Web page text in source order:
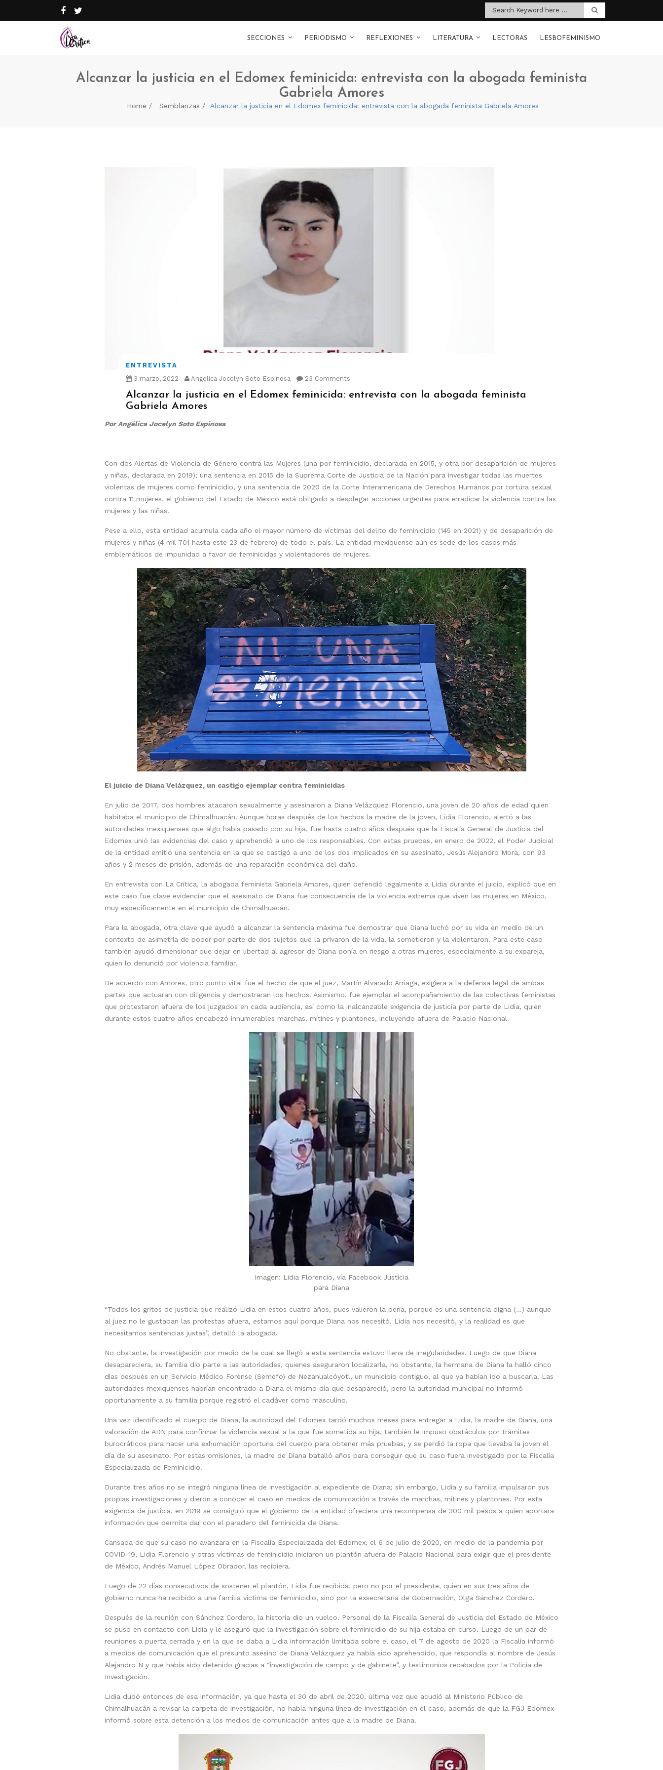
SECCIONES PERIODISMO REFLEXIONES LITERATURA LECTORAS LESBOFEMINISMO
Alcanzar la justicia en el Edomex feminicida: entrevista con la abogada feminista
Gabriela Amores
Home Semblanzas Alcanzar la justicia en el Edomex feminicida: entrevista con la abogada feminista Gabriela Amores
ENTREVISTA
3 marzo, 2022
Angelica Jocelyn Soto Espinosa 23 Comments
Alcanzar la justicia en el Edomex feminicida: entrevista con la abogada feminista
Gabriela Amores
Por Angélica Jocelyn Soto Espinosa
Con dos Alertas de Violencia de Género contra las Mujeres (una por feminicidio, declarada en 2015, y otra por desaparición de mujeres
y niñas, declarada en 2019); una sentencia en 2015 de la Suprema Corte de Justicia de la Nación para investigar todas las muertes
violentas de mujeres como feminicidio, y una sentencia de 2020 de la Corte Interamericana de Derechos Humanos por tortura sexual
contra 11 mujeres, el gobierno del Estado de México está obligado a desplegar acciones urgentes para erradicar la violencia contra las
mujeres y las niñas.
Pese a ello, esta entidad acumula cada año el mayor número de víctimas del delito de feminicidio (145 en 2021) y de desaparición de
mujeres y niñas (4 mil 701 hasta este 23 de febrero) de todo el país. La entidad mexiquense aún es sede de los casos más
emblemáticos de impunidad a favor de feminicidas y violentadores de mujeres.
El juicio de Diana Velázquez, un castigo ejemplar contra feminicidas
En julio de 2017, dos hombres atacaron sexualmente y asesinaron a Diana Velázquez Florencio, una joven de 20 años de edad quien
habitaba el municipio de Chimalhuacán. Aunque horas después de los hechos la madre de la joven, Lidia Florencio, alertó a las
autoridades mexiquenses que algo había pasado con su hija, fue hasta cuatro años después que la Fiscalía General de Justicia del
Edomex unió las evidencias del caso y aprehendió a uno de los responsables. Con estas pruebas, en enero de 2022, el Poder Judicial
de la entidad emitió una sentencia en la que se castigó a uno de los dos implicados en su asesinato, Jesús Alejandro Mora, con 93
años y 2 meses de prisión, además de una reparación económica del daño.
En entrevista con La Crítica, la abogada feminista Gabriela Amores, quien defendió legalmente a Lidia durante el juicio, explicó que en
este caso fue clave evidenciar que el asesinato de Diana fue consecuencia de la violencia extrema que viven las mujeres en México,
muy específicamente en el municipio de Chimalhuacán.
Para la abogada, otra clave que ayudó a alcanzar la sentencia máxima fue demostrar que Diana luchó por su vida en medio de un
contexto de asimetría de poder por parte de dos sujetos que la privaron de la vida, la sometieron y la violentaron. Para este caso
también ayudó dimensionar que dejar en libertad al agresor de Diana ponía en riesgo a otras mujeres, especialmente a su expareja,
quien lo denunció por violencia familiar.
De acuerdo con Amores, otro punto vital fue el hecho de que el juez, Martín Alvarado Arriaga, exigiera a la defensa legal de ambas
partes que actuaran con diligencia y demostraran los hechos. Asimismo, fue ejemplar el acompañamiento de las colectivas feministas
que protestaron afuera de los juzgados en cada audiencia, así como la inalcanzable exigencia de justicia por parte de Lidia, quien
durante estos cuatro años encabezó innumerables marchas, mítines y plantones, incluyendo afuera de Palacio Nacional.
Imagen: Lidia Florencio, vía Facebook Justicia
para Diana
“Todos los gritos de justicia que realizó Lidia en estos cuatro años, pues valieron la pena, porque es una sentencia digna (…) aunque
al juez no le gustaban las protestas afuera, estamos aquí porque Diana nos necesitó, Lidia nos necesitó, y la realidad es que
necesitamos sentencias justas”, detalló la abogada.
No obstante, la investigación por medio de la cual se llegó a esta sentencia estuvo llena de irregularidades. Luego de que Diana
desapareciera, su familia dio parte a las autoridades, quienes aseguraron localizarla, no obstante, la hermana de Diana la halló cinco
días después en un Servicio Médico Forense (Semefo) de Nezahualcóyotl, un municipio contiguo, al que ya habían ido a buscarla. Las
autoridades mexiquenses habrían encontrado a Diana el mismo día que desapareció, pero la autoridad municipal no informó
oportunamente a su familia porque registró el cadáver como masculino.
Una vez identificado el cuerpo de Diana, la autoridad del Edomex tardó muchos meses para entregar a Lidia, la madre de Diana, una
valoración de ADN para confirmar la violencia sexual a la que fue sometida su hija, también le impuso obstáculos por trámites
burocráticos para hacer una exhumación oportuna del cuerpo para obtener más pruebas, y se perdió la ropa que llevaba la joven el
día de su asesinato. Por estas omisiones, la madre de Diana batalló años para conseguir que su caso fuera investigado por la Fiscalía
Especializada de Feminicidio.
Durante tres años no se integró ninguna línea de investigación al expediente de Diana; sin embargo, Lidia y su familia impulsaron sus
propias investigaciones y dieron a conocer el caso en medios de comunicación a través de marchas, mítines y plantones. Por esta
exigencia de justicia, en 2019 se consiguió que el gobierno de la entidad ofreciera una recompensa de 300 mil pesos a quien aportara
información que permita dar con el paradero del feminicida de Diana.
Cansada de que su caso no avanzara en la Fiscalía Especializada del Edomex, el 6 de julio de 2020, en medio de la pandemia por
COVID-19, Lidia Florencio y otras víctimas de feminicidio iniciaron un plantón afuera de Palacio Nacional para exigir que el presidente
de México, Andrés Manuel López Obrador, las recibiera.
Luego de 22 días consecutivos de sostener el plantón, Lidia fue recibida, pero no por el presidente, quien en sus tres años de
gobierno nunca ha recibido a una familia víctima de feminicidio, sino por la exsecretaria de Gobernación, Olga Sánchez Cordero.
Después de la reunión con Sánchez Cordero, la historia dio un vuelco. Personal de la Fiscalía General de Justicia del Estado de México
se puso en contacto con Lidia y le aseguró que la investigación sobre el feminicidio de su hija estaba en curso. Luego de un par de
reuniones a puerta cerrada y en la que se daba a Lidia información limitada sobre el caso, el 7 de agosto de 2020 la Fiscalía informó
a medios de comunicación que el presunto asesino de Diana Velázquez ya había sido aprehendido, que respondía al nombre de Jesús
Alejandro N y que había sido detenido gracias a “investigación de campo y de gabinete”, y testimonios recabados por la Policía de
Investigación.
Lidia dudó entonces de esa información, ya que hasta el 30 de abril de 2020, última vez que acudió al Ministerio Público de
Chimalhuacán a revisar la carpeta de investigación, no había ninguna línea de investigación en el caso, además de que la FGJ Edomex
informó sobre esta detención a los medios de comunicación antes que a la madre de Diana.